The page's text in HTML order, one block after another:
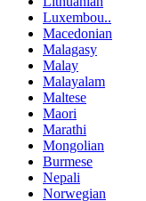
Luxembou..
Macedonian
Malagasy
Malay
Malayalam
Maltese
Maori
Marathi
Mongolian
Burmese
Nepali
Norwegian